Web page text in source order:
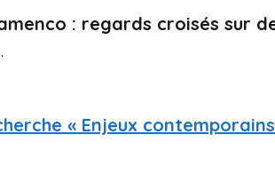
: regards croisés sur
« Enjeux